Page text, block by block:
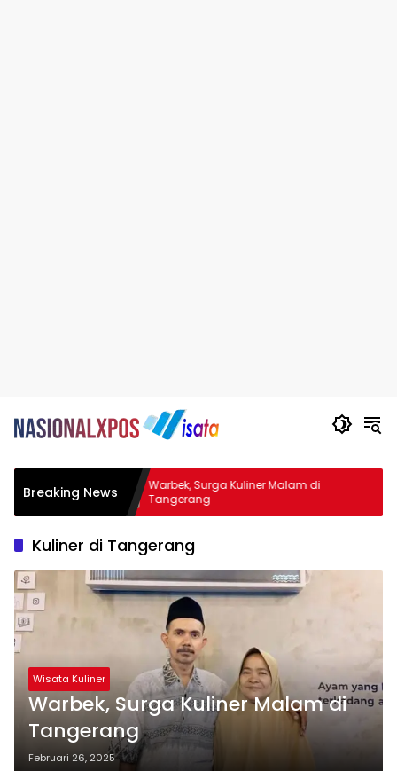
Breaking News
di
Warbek, Surga Kuliner Malam di
Tangerang
Kuliner di Tangerang
Wisata Kuliner
Warbek, Surga Kuliner Malam di
Tangerang
Februari 26, 2025